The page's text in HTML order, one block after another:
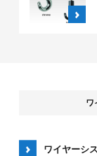
ワ
ワイヤーシ